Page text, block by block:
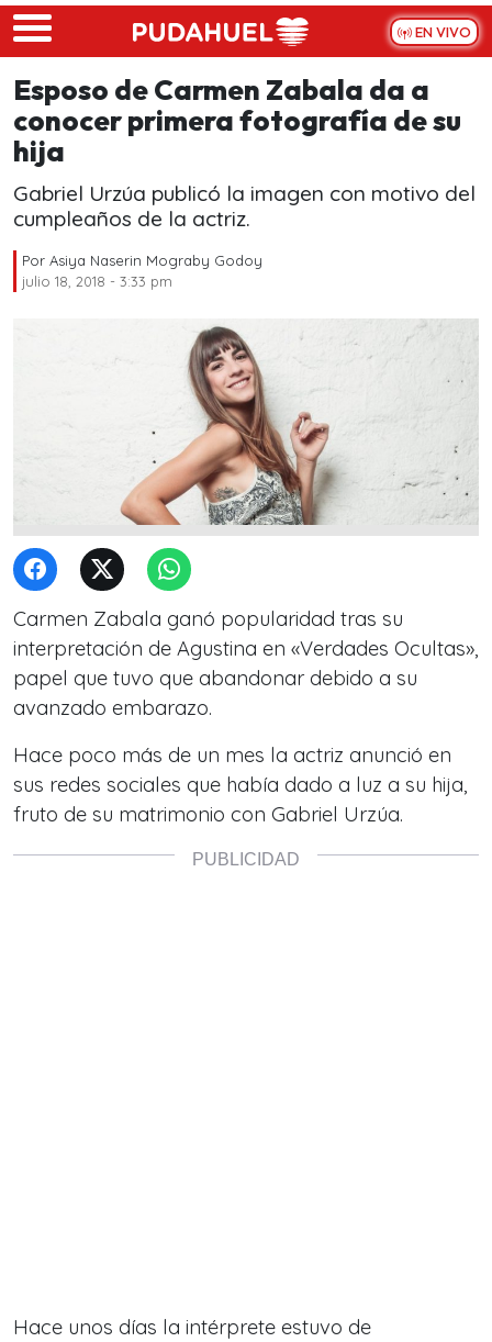
Skip to main content
EN VIVO
Esposo de Carmen Zabala da a
conocer primera fotografía de su
hija
Gabriel Urzúa publicó la imagen con motivo del
cumpleaños de la actriz.
Por Asiya Naserin Mograby Godoy
julio 18, 2018 - 3:33 pm
Carmen Zabala ganó popularidad tras su
interpretación de Agustina en «Verdades Ocultas»,
papel que tuvo que abandonar debido a su
avanzado embarazo.
Hace poco más de un mes la actriz anunció en
sus redes sociales que había dado a luz a su hija,
fruto de su matrimonio con Gabriel Urzúa.
Hace unos días la intérprete estuvo de